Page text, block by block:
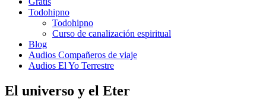
Todohipno
Todohipno
Curso de canalización espiritual
Blog
Audios Compañeros de viaje
Audios El Yo Terrestre
El universo y el Eter